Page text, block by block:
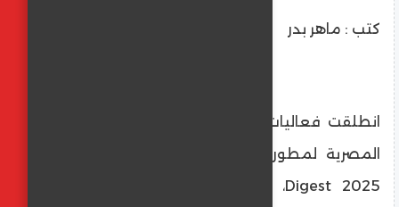
كتب : ماهر بدر
انطلقت فعاليات المؤتمر السادس للمؤسسة
المصرية لمطوري الجهاز الهضمي والمناظير،
Digest 2025، بمشاركة واسعة من أساتذة